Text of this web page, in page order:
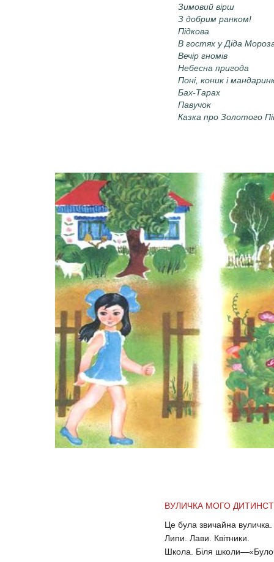
Зимовий вірш
З добрим ранком!
Підкова
В гостях у Діда
Вечір гномів
Небесна пригода
Поні, коник і
Бах-Тарах
Павучок
Казка про Золотого
ВУЛИЧКА МОГО
Це була звичайна вуличка.
Липи. Лави. Квітники.
Школа. Біля